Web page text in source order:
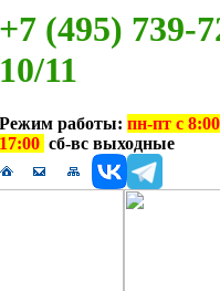
+7 (495) 739-
10/11
Режим работы: пн-пт с
17:00 сб-вс выходные